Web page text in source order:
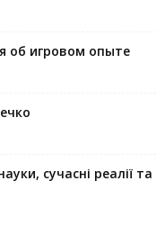
об игровом опыте
сучасні реалії та